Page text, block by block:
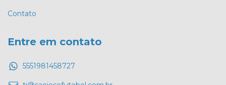
Contato
Entre em contato
5551981458727